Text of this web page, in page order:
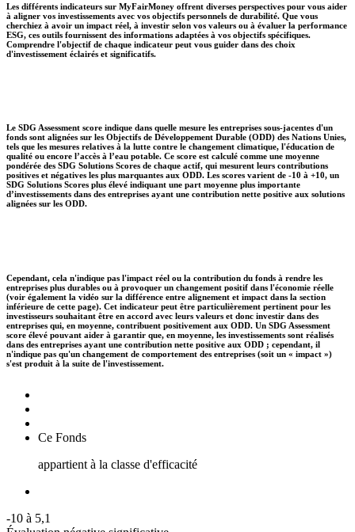
Les différents indicateurs sur MyFairMoney offrent diverses perspectives pour vous aider
à aligner vos investissements avec vos objectifs personnels de durabilité. Que vous
cherchiez à avoir un impact réel, à investir selon vos valeurs ou à évaluer la performance
ESG, ces outils fournissent des informations adaptées à vos objectifs spécifiques.
Comprendre l'objectif de chaque indicateur peut vous guider dans des choix
d'investissement éclairés et significatifs.
Le SDG Assessment score indique dans quelle mesure les entreprises sous-jacentes d'un
fonds sont alignées sur les Objectifs de Développement Durable (ODD) des Nations Unies,
tels que les mesures relatives à la lutte contre le changement climatique, l'éducation de
qualité ou encore l’accès à l’eau potable. Ce score est calculé comme une moyenne
pondérée des SDG Solutions Scores de chaque actif, qui mesurent leurs contributions
positives et négatives les plus marquantes aux ODD. Les scores varient de -10 à +10, un
SDG Solutions Scores plus élevé indiquant une part moyenne plus importante
d’investissements dans des entreprises ayant une contribution nette positive aux solutions
alignées sur les ODD.
Cependant, cela n'indique pas l'impact réel ou la contribution du fonds à rendre les
entreprises plus durables ou à provoquer un changement positif dans l'économie réelle
(voir également la vidéo sur la différence entre alignement et impact dans la section
inférieure de cette page). Cet indicateur peut être particulièrement pertinent pour les
investisseurs souhaitant être en accord avec leurs valeurs et donc investir dans des
entreprises qui, en moyenne, contribuent positivement aux ODD. Un SDG Assessment
score élevé pouvant aider à garantir que, en moyenne, les investissements sont réalisés
dans des entreprises ayant une contribution nette positive aux ODD ; cependant, il
n'indique pas qu'un changement de comportement des entreprises (soit un « impact »)
s'est produit à la suite de l'investissement.
Ce Fonds
appartient à la classe d'efficacité
-10 à 5,1